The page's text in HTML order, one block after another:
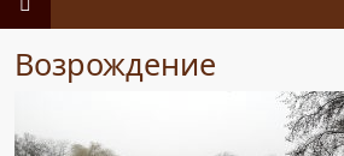
Возрождение